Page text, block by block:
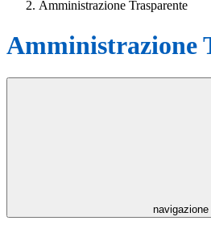
Amministrazione Trasparente
Amministrazione
navigazione